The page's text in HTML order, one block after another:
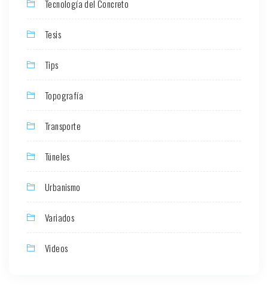
Tecnología del Concreto
Tesis
Tips
Topografía
Transporte
Túneles
Urbanismo
Variados
Videos